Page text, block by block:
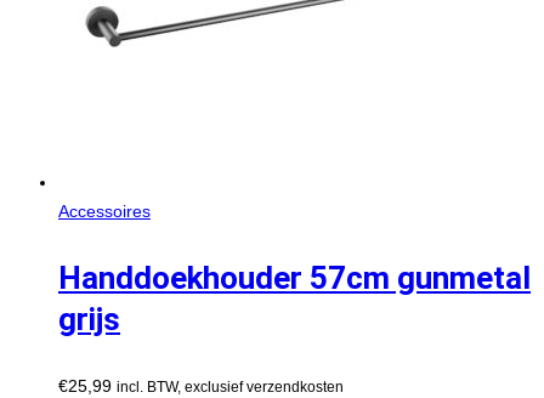
Accessoires
Handdoekhouder 57cm gunmetal
grijs
€25,99 incl. BTW, exclusief verzendkosten